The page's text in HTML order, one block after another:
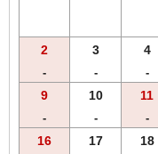
2
-
3
-
4
-
9
-
10
-
11
-
16 17 18